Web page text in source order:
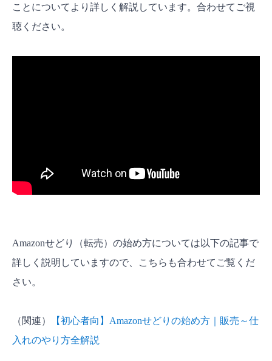
ことについてより詳しく解説しています。合わせてご視
聴ください。
Amazonせどり（転売）の始め方については以下の記事で
詳しく説明していますので、こちらも合わせてご覧くだ
さい。
（関連）
【初心者向】Amazonせどりの始め方｜販売～仕
入れのやり方全解説